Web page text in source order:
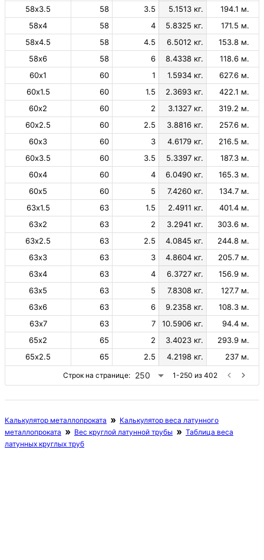
58х3.5
58 3.5 5.1513 кг.
194.1 м.
58х4
58 4 5.8325 кг.
171.5 м.
58х4.5
58 4.5 6.5012 кг.
153.8 м.
58х6
58 6 8.4338 кг.
118.6 м.
60х1
60 1 1.5934 кг.
627.6 м.
60х1.5
60 1.5 2.3693 кг.
422.1 м.
60х2
60 2 3.1327 кг.
319.2 м.
60х2.5
60 2.5 3.8816 кг.
257.6 м.
60х3
60 3 4.6179 кг.
216.5 м.
60х3.5
60 3.5 5.3397 кг.
187.3 м.
60х4
60 4 6.0490 кг.
165.3 м.
60х5
60 5 7.4260 кг.
134.7 м.
63х1.5
63 1.5 2.4911 кг.
401.4 м.
63х2
63 2 3.2941 кг.
303.6 м.
63х2.5
63 2.5 4.0845 кг.
244.8 м.
63х3
63 3 4.8604 кг.
205.7 м.
63х4
63 4 6.3727 кг.
156.9 м.
63х5
63 5 7.8308 кг.
127.7 м.
63х6
63 6 9.2358 кг.
108.3 м.
63х7
63 7 10.5906 кг.
94.4 м.
65х2
65 2 3.4023 кг.
293.9 м.
65х2.5
65 2.5 4.2198 кг. 237 м.
Строк на странице: 250 1-250 из 402
Калькулятор металлопроката
Калькулятор веса латунного
металлопроката
Вес круглой латунной трубы
Таблица веса
латунных круглых труб